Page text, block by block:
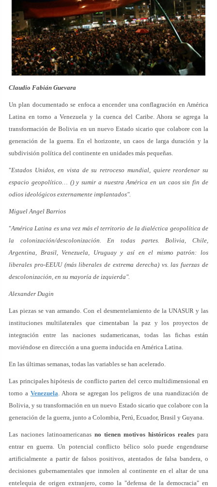
Claudio Fabián Guevara
Un plan documentado se enfoca a encender una conflagración en América
Latina en torno a Venezuela y la cuenca del Caribe. Ahora se agrega la
transformación de Bolivia en un nuevo Estado sicario que colabore con la
generación de la guerra. En el horizonte, un caos de larga duración y la
subdivisión política del continente en unidades más pequeñas.
"Estados Unidos, en vista de su retroceso mundial, quiere reordenar su
espacio geopolítico… () y sumir a nuestra América en un caos sin fin de
odios ideológicos externamente implantados".
Miguel Angel Barrios
"América Latina es una vez más el territorio de la dialéctica geopolítica de
la colonización/descolonización. En todas partes. Bolivia, Chile,
Argentina, Brasil, Venezuela, Uruguay y así en el mismo patrón: los
liberales pro-EEUU (más liberales de extrema derecha) vs. las fuerzas de
descolonización, en su mayoría de izquierda".
Alexander Dugin
Las piezas se van armando. Con el desmentelamiento de la UNASUR y las
instituciones multilaterales que cimentaban la paz y los proyectos de
integración entre las naciones sudamericanas, todas las fichas están
moviéndose en dirección a una guerra inducida en América Latina.
En las últimas semanas, todas las variables se han acelerado.
Las principales hipótesis de conflicto parten del cerco multidimensional en
torno a Venezuela. Ahora se agregan los peligros de una ruandización de
Bolivia, y su transformación en un nuevo Estado sicario que colabore con la
generación de la guerra, junto a Colombia, Perú, Ecuador, Brasil y Guyana.
Las naciones latinoamericanas no tienen motivos históricos reales para
entrar en guerra. Un potencial conflicto bélico solo puede engendrarse
artificialmente a partir de falsos positivos, atentados de falsa bandera, o
decisiones gubernamentales que inmolen al continente en el altar de una
entelequia de origen extranjero, como la "defensa de la democracia" en